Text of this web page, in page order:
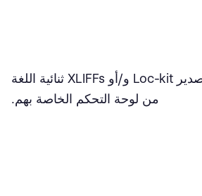
يسمح للغويين بتصدير Loc-kit و/أو XLIFFs ثنائية اللغة
من لوحة التحكم الخاصة بهم.